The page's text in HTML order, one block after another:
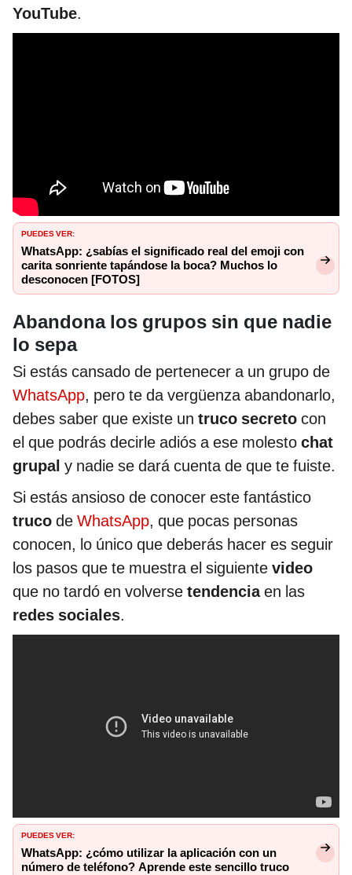
YouTube.
PUEDES VER:
WhatsApp: ¿sabías el significado real del emoji con
carita sonriente tapándose la boca? Muchos lo
desconocen [FOTOS]
Abandona los grupos sin que nadie
lo sepa
Si estás cansado de pertenecer a un grupo de
WhatsApp, pero te da vergüenza abandonarlo,
debes saber que existe un truco secreto con
el que podrás decirle adiós a ese molesto chat
grupal y nadie se dará cuenta de que te fuiste.
Si estás ansioso de conocer este fantástico
truco de WhatsApp, que pocas personas
conocen, lo único que deberás hacer es seguir
los pasos que te muestra el siguiente video
que no tardó en volverse tendenciaen las
redes sociales.
PUEDES VER:
WhatsApp: ¿cómo utilizar la aplicación con un
número de teléfono? Aprende este sencillo truco